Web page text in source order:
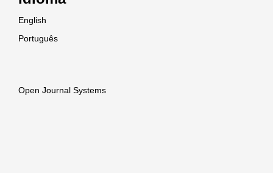
English
Português
Open Journal Systems